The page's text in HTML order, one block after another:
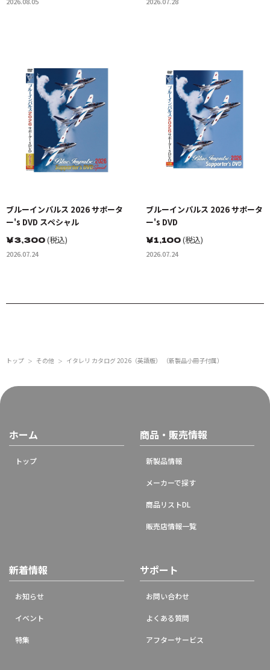
ブルーインパルス 2026 サポータ
ー's DVD スペシャル
￥3,300(税込)
2026.07.24
ブルーインパルス 2026 サポータ
ー's DVD
￥1,100(税込)
2026.07.24
トップ ＞ その他 ＞ イタレリ カタログ 2026（英語版） （新製品小冊子付属）
ホーム
トップ
商品・販売情報
新製品情報
メーカーで探す
商品リストDL
販売店情報一覧
新着情報
お知らせ
イベント
特集
サポート
お問い合わせ
よくある質問
アフターサービス